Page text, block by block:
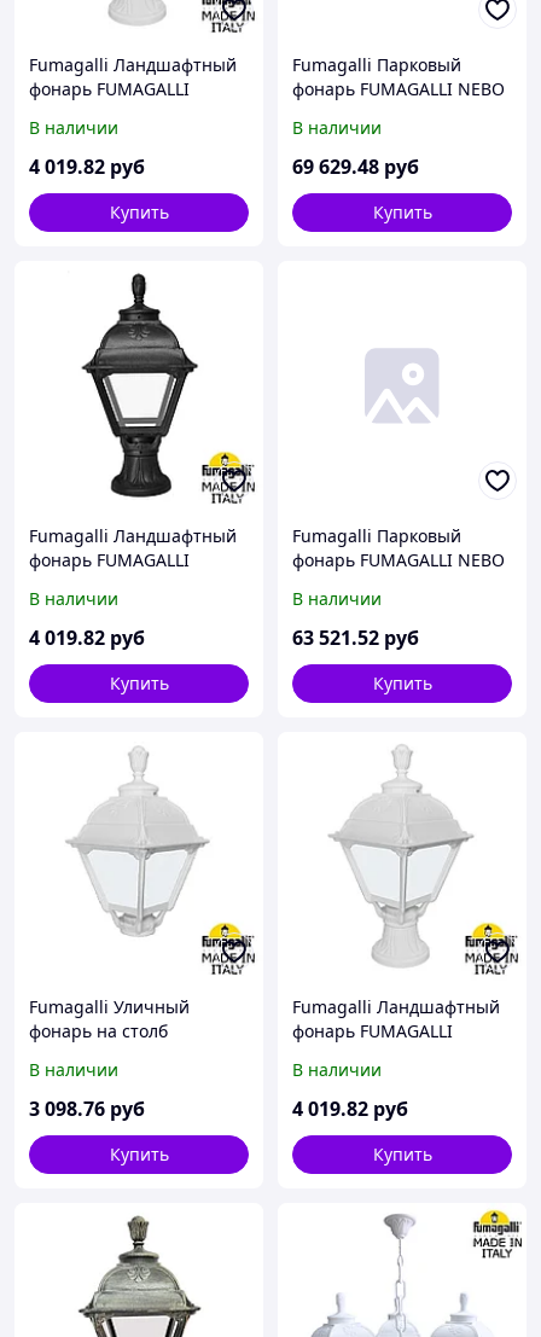
Fumagalli Ландшафтный
фонарь FUMAGALLI
U23.110.000.WXF1R
В наличии
4 019.82 руб
Купить
Fumagalli Парковый
фонарь FUMAGALLI NEBO
E26.202.R30.BYF1R
В наличии
69 629.48 руб
Купить
Fumagalli Ландшафтный
фонарь FUMAGALLI
U23.110.000.AXF1R
В наличии
4 019.82 руб
Купить
Fumagalli Парковый
фонарь FUMAGALLI NEBO
E26.202.R30.WYF1R
В наличии
63 521.52 руб
Купить
Fumagalli Уличный
фонарь на столб
U23.000.000.WYF1R
В наличии
3 098.76 руб
Купить
Fumagalli Ландшафтный
фонарь FUMAGALLI
U23.110.000.WYF1R
В наличии
4 019.82 руб
Купить